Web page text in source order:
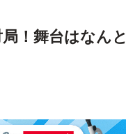
！舞台はなんと